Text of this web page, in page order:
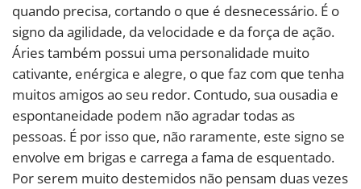
quando precisa, cortando o que é desnecessário. É o
signo da agilidade, da velocidade e da força de ação.
Áries também possui uma personalidade muito
cativante, enérgica e alegre, o que faz com que tenha
muitos amigos ao seu redor. Contudo, sua ousadia e
espontaneidade podem não agradar todas as
pessoas. É por isso que, não raramente, este signo se
envolve em brigas e carrega a fama de esquentado.
Por serem muito destemidos não pensam duas vezes